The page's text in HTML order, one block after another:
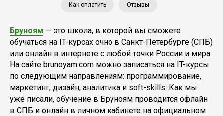
Как оплатить Отзывы
Бруноям — это школа, в которой вы сможете
обучаться на IT-курсах очно в Санкт-Петербурге (СПБ)
или онлайн в интернете с любой точки России и мира.
На сайте brunoyam.com можно записаться на IT-курсы
по следующим направлениям: программирование,
маркетинг, дизайн, аналитика и soft-skills. Как мы
уже писали, обучение в Бруноям проводится офлайн
в СПБ и онлайн в личном кабинете на официальном